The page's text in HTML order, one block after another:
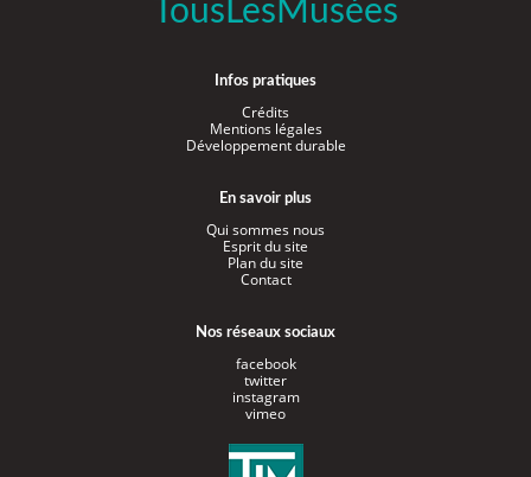
TousLesMusées
Infos pratiques
Crédits
Mentions légales
Développement durable
En savoir plus
Qui sommes nous
Esprit du site
Plan du site
Contact
Nos réseaux sociaux
facebook
twitter
instagram
vimeo